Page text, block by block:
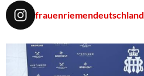
frauenriemendeutschland